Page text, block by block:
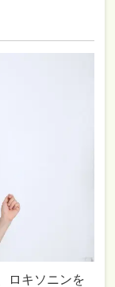
ロキソニンを